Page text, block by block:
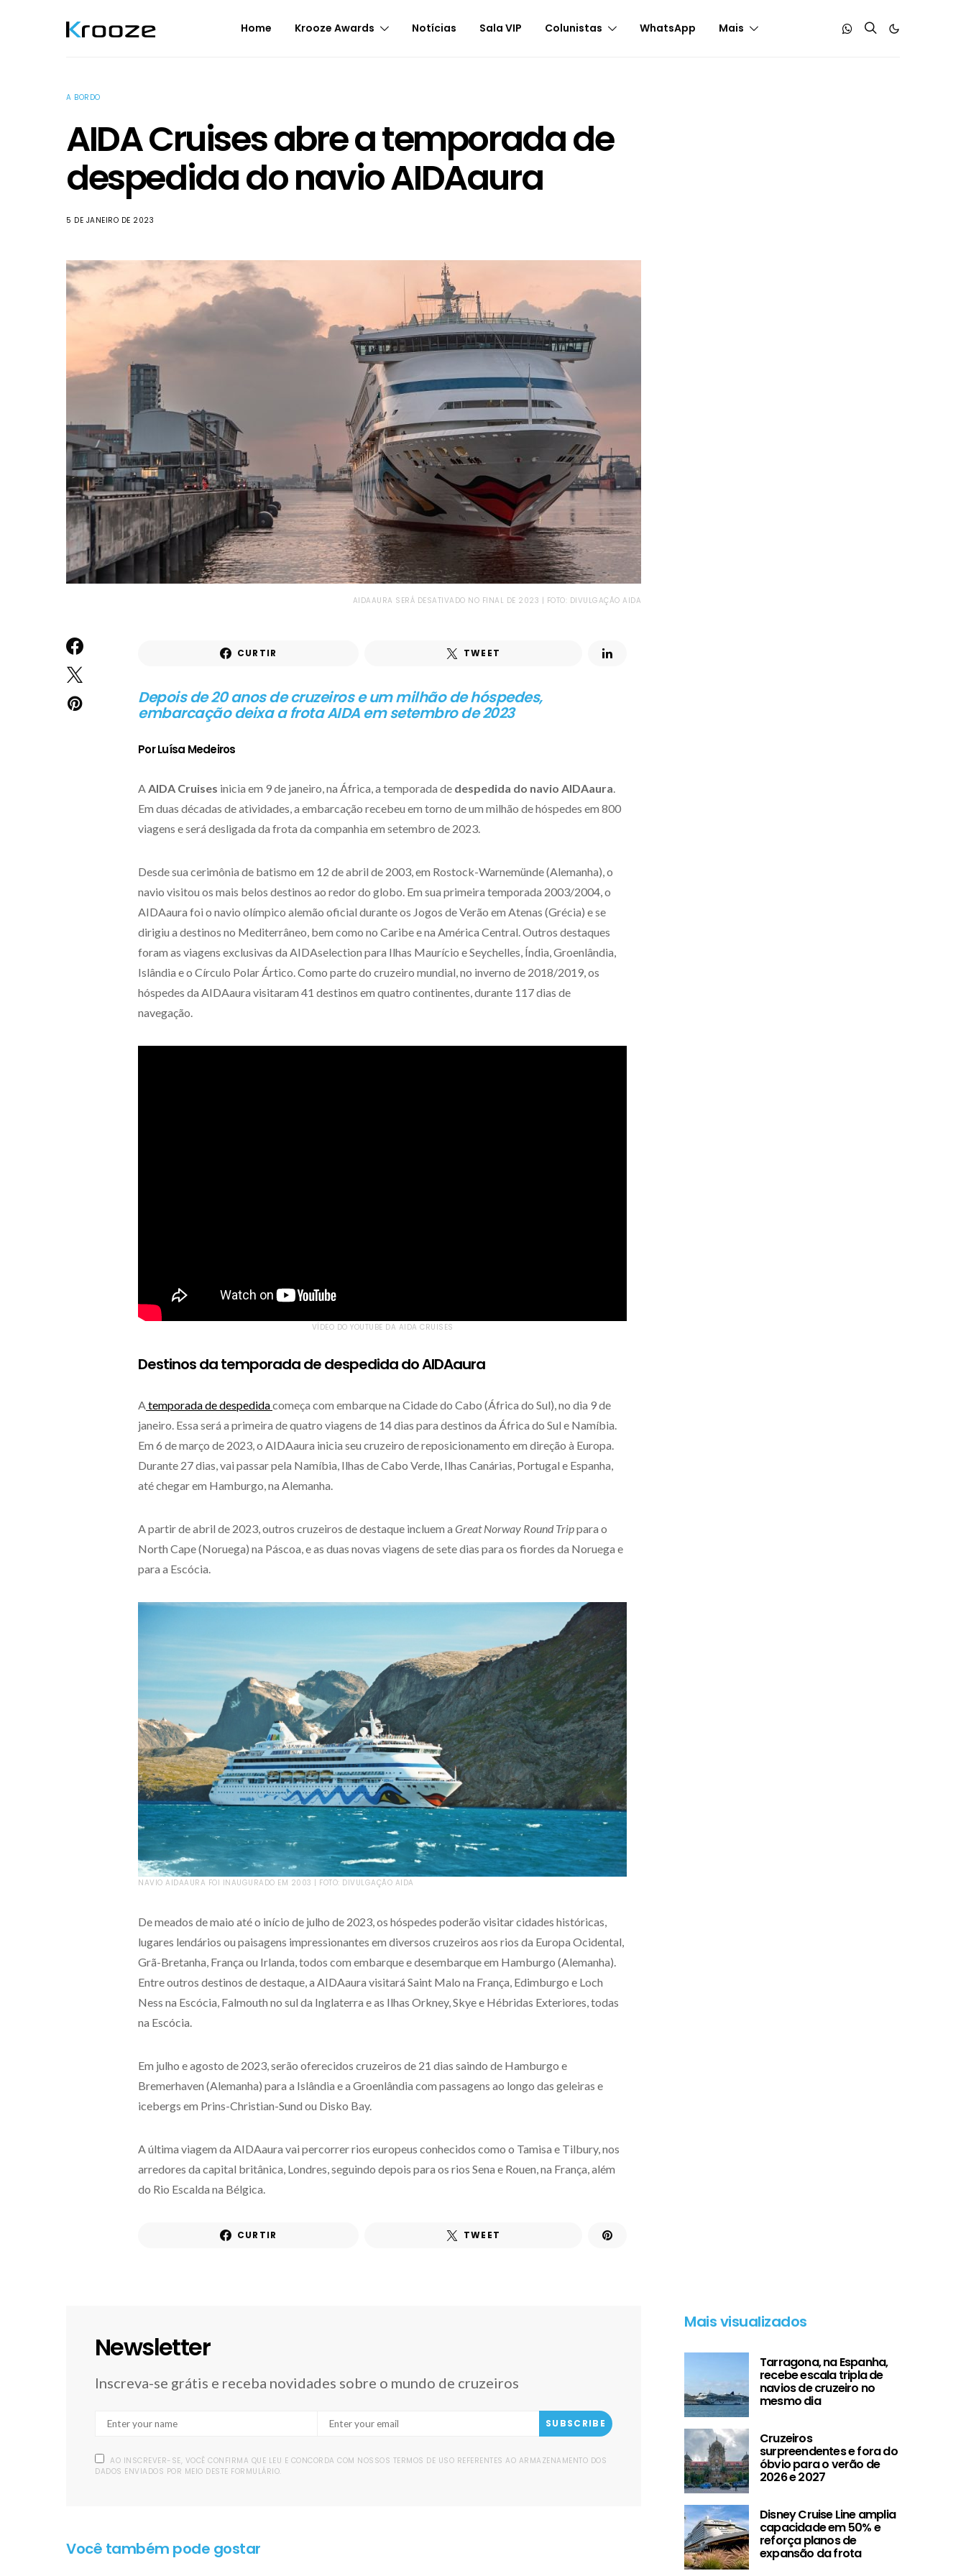
Home Krooze Awards Notícias Sala VIP Colunistas WhatsApp Mais
A BORDO
AIDA Cruises abre a temporada de
despedida do navio AIDAaura
5 DE JANEIRO DE 2023
AIDAAURA SERÁ DESATIVADO NO FINAL DE 2023 | FOTO: DIVULGAÇÃO AIDA
CURTIR TWEET
Depois de 20 anos de cruzeiros e um milhão de hóspedes,
embarcação deixa a frota AIDA em setembro de 2023
Por Luísa Medeiros
AAIDA Cruises inicia em 9 de janeiro, na África, a temporada de despedida do navio AIDAaura.
Em duas décadas de atividades, a embarcação recebeu em torno de um milhão de hóspedes em 800
viagens e será desligada da frota da companhia em setembro de 2023.
Desde sua cerimônia de batismo em 12 de abril de 2003, em Rostock-Warnemünde (Alemanha), o
navio visitou os mais belos destinos ao redor do globo. Em sua primeira temporada 2003/2004, o
AIDAaura foi o navio olímpico alemão oficial durante os Jogos de Verão em Atenas (Grécia) e se
dirigiu a destinos no Mediterrâneo, bem como no Caribe e na América Central. Outros destaques
foram as viagens exclusivas da AIDAselection para Ilhas Maurício e Seychelles, Índia, Groenlândia,
Islândia e o Círculo Polar Ártico. Como parte do cruzeiro mundial, no inverno de 2018/2019, os
hóspedes da AIDAaura visitaram 41 destinos em quatro continentes, durante 117 dias de
navegação.
VÍDEO DO YOUTUBE DA AIDA CRUISES
Destinos da temporada de despedida do AIDAaura
A temporada de despedidacomeça com embarque na Cidade do Cabo (África do Sul), no dia 9 de
janeiro. Essa será a primeira de quatro viagens de 14 dias para destinos da África do Sul e Namíbia.
Em 6 de março de 2023, o AIDAaura inicia seu cruzeiro de reposicionamento em direção à Europa.
Durante 27 dias, vai passar pela Namíbia, Ilhas de Cabo Verde, Ilhas Canárias, Portugal e Espanha,
até chegar em Hamburgo, na Alemanha.
A partir de abril de 2023, outros cruzeiros de destaque incluem a Great Norway Round Trippara o
North Cape (Noruega) na Páscoa, e as duas novas viagens de sete dias para os fiordes da Noruega e
para a Escócia.
NAVIO AIDAAURA FOI INAUGURADO EM 2003 | FOTO: DIVULGAÇÃO AIDA
De meados de maio até o início de julho de 2023, os hóspedes poderão visitar cidades históricas,
lugares lendários ou paisagens impressionantes em diversos cruzeiros aos rios da Europa Ocidental,
Grã-Bretanha, França ou Irlanda, todos com embarque e desembarque em Hamburgo (Alemanha).
Entre outros destinos de destaque, a AIDAaura visitará Saint Malo na França, Edimburgo e Loch
Ness na Escócia, Falmouth no sul da Inglaterra e as Ilhas Orkney, Skye e Hébridas Exteriores, todas
na Escócia.
Em julho e agosto de 2023, serão oferecidos cruzeiros de 21 dias saindo de Hamburgo e
Bremerhaven (Alemanha) para a Islândia e a Groenlândia com passagens ao longo das geleiras e
icebergs em Prins-Christian-Sund ou Disko Bay.
A última viagem da AIDAaura vai percorrer rios europeus conhecidos como o Tamisa e Tilbury, nos
arredores da capital britânica, Londres, seguindo depois para os rios Sena e Rouen, na França, além
do Rio Escalda na Bélgica.
CURTIR TWEET
Newsletter
Inscreva-se grátis e receba novidades sobre o mundo de cruzeiros
SUBSCRIBE
AO INSCREVER-SE, VOCÊ CONFIRMA QUE LEU E CONCORDA COM NOSSOS TERMOS DE USO REFERENTES AO ARMAZENAMENTO DOS
DADOS ENVIADOS POR MEIO DESTE FORMULÁRIO.
Você também pode gostar
Mais visualizados
Tarragona, na Espanha,
recebe escala tripla de
navios de cruzeiro no
mesmo dia
Cruzeiros
surpreendentes e fora do
óbvio para o verão de
2026 e 2027
Disney Cruise Line amplia
capacidade em 50% e
reforça planos de
expansão da frota